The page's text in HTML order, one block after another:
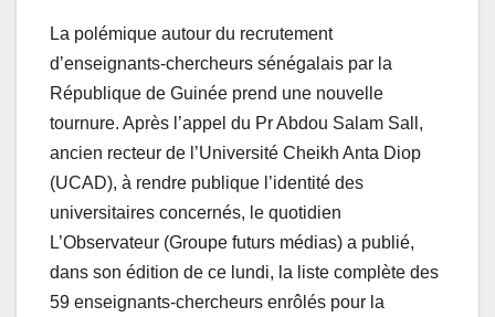
La polémique autour du recrutement
d’enseignants-chercheurs sénégalais par la
République de Guinée prend une nouvelle
tournure. Après l’appel du Pr Abdou Salam Sall,
ancien recteur de l’Université Cheikh Anta Diop
(UCAD), à rendre publique l’identité des
universitaires concernés, le quotidien
L’Observateur (Groupe futurs médias) a publié,
dans son édition de ce lundi, la liste complète des
59 enseignants-chercheurs enrôlés pour la